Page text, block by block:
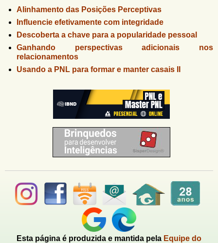
Alinhamento das Posições Perceptivas
Influencie efetivamente com integridade
Descoberta a chave para a popularidade pessoal
Ganhando perspectivas adicionais nos
relacionamentos
Usando a PNL para formar e manter casais II
Esta página é produzida e mantida pela Equipe do